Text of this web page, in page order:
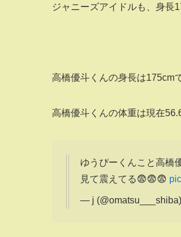
ジャニーズアイドルも、身長
高橋優斗くんの身長は175cm
高橋優斗くんの体重は現在
ゆうぴーくんこと高橋
見て震えてる😨😨😨
— j (@omatsu___shiba)